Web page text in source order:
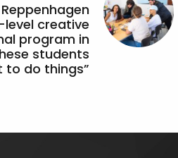
creative
program in
students
to do things”